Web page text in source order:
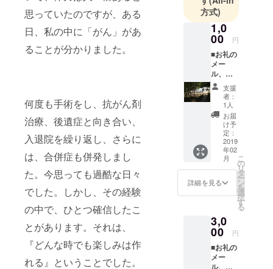
思っていたのですが、ある
日、私の中に「がん」があ
ることが分かりました。
何度も手術をし、抗がん剤
治療、後遺症と向き合い、
入退院を繰り返し、さらに
は、合併症も併発しまし
た。今思っても過酷な日々
でした。しかし、その経験
の中で、ひとつ確信したこ
とがあります。それは、
『どんな時でも楽しみは作
れる』ということでした。
者(人工肛門)
となったこ
ともありま
す。長引く
治療で体力
は落ちまく
りでした。
しかし、そ
んな中で続
けていたの
が「iPhone
での撮
影」。身近
なものを
撮って楽し
た。そこで
気付いたの
が「片手さ
え動けば写
方式)
1,0
00 円
■お礼の
メー
ル、活
動報告
をお送
りしま
す！ ご
支援金
Campfi
re手数
料を除
いてイ
ベント
開催費
用とし
させて
いただ
きま
す。
支援
者：
1人
お届
け予
定：
2019
年02
月
詳細を見る
こ
の
リ
タ
ー
ン
を
選
択
す
る
3,0
00 円
■お礼の
メー
ル、活